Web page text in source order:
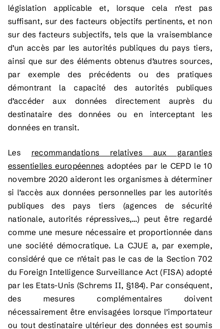
législation applicable et, lorsque cela n’est pas
suffisant, sur des facteurs objectifs pertinents, et non
sur des facteurs subjectifs, tels que la vraisemblance
d’un accès par les autorités publiques du pays tiers,
ainsi que sur des éléments obtenus d’autres sources,
par exemple des précédents ou des pratiques
démontrant la capacité des autorités publiques
d’accéder aux données directement auprès du
destinataire des données ou en interceptant les
données en transit.
Les recommandations relatives aux garanties
essentielles européennes adoptées par le CEPD le 10
novembre 2020 aideront les organismes à déterminer
si l’accès aux données personnelles par les autorités
publiques des pays tiers (agences de sécurité
nationale, autorités répressives,…) peut être regardé
comme une mesure nécessaire et proportionnée dans
une société démocratique. La CJUE a, par exemple,
considéré que ce n’était pas le cas de la Section 702
du Foreign Intelligence Surveillance Act (FISA) adopté
par les Etats-Unis (Schrems II, §184). Par conséquent,
des mesures complémentaires doivent
nécessairement être envisagées lorsque l’importateur
ou tout destinataire ultérieur des données est soumis